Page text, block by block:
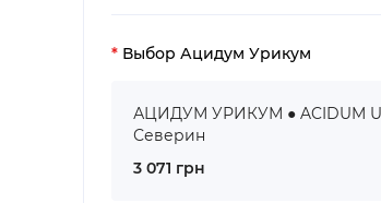
Выбор Ацидум Урикум
АЦИДУМ УРИКУМ ● ACIDUM
Северин
3 071 грн